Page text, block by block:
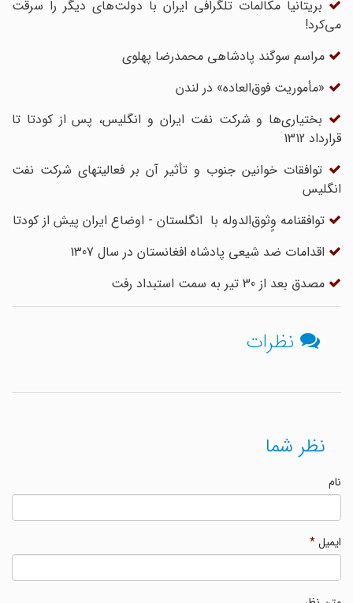
بریتانیا مکالمات تلگرافی ایران با دولت‌های دیگر را سرقت
می‌کرد!
مراسم سوگند پادشاهی محمدرضا پهلوی
«مأموریت فوق‌العاده» در لندن
بختیاری‌‏ها و شرکت نفت ایران و انگلیس، پس از کودتا تا
قرارداد 1312
توافقات خوانین جنوب و تأثیر آن بر فعالیتهای شرکت نفت
انگلیس
توافقنامه وٍثوق‌الدوله با انگلستان - اوضاع ایران پیش از کودتا
اقدامات ضد شیعی پادشاه افغانستان در سال 1307
مصدق بعد از 30 تیر به سمت استبداد رفت
نظرات
نظر شما
ایمیل*